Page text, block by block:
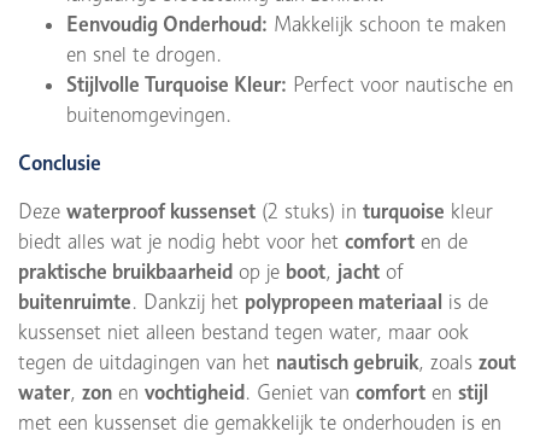
Eenvoudig Onderhoud: Makkelijk schoon te maken
en snel te drogen.
Stijlvolle Turquoise Kleur: Perfect voor nautische en
buitenomgevingen.
Conclusie
Deze waterproof kussenset (2 stuks) in turquoise kleur
biedt alles wat je nodig hebt voor het comfort en de
praktische bruikbaarheid op je boot, jacht of
buitenruimte. Dankzij het polypropeen materiaal is de
kussenset niet alleen bestand tegen water, maar ook
tegen de uitdagingen van het nautisch gebruik, zoals zout
water, zon en vochtigheid . Geniet van comfort en stijl
met een kussenset die gemakkelijk te onderhouden is en